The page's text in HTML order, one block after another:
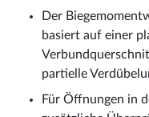
Der
basiert auf einer
partielle
Für Öffnungen in